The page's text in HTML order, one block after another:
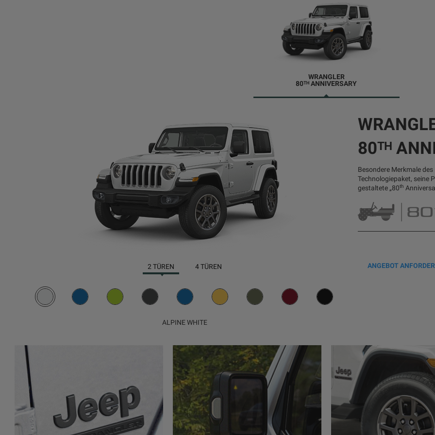
WRANGLER
80ᵀᴴ ANNIVERSARY
2 TÜREN 4 TÜREN
ALPINE WHITE
80ᵀᴴ
Besondere Merkmale
Technologiepaket, seine
gestaltete „80th
ANGEBOT